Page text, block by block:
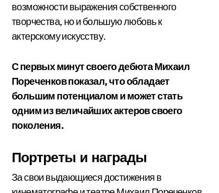
возможности выражения собственного
творчества, но и большую любовь к
актерскому искусству.
С первых минут своего дебюта Михаил
Пореченков показал, что обладает
большим потенциалом и может стать
одним из величайших актеров своего
поколения.
Портреты и награды
За свои выдающиеся достижения в